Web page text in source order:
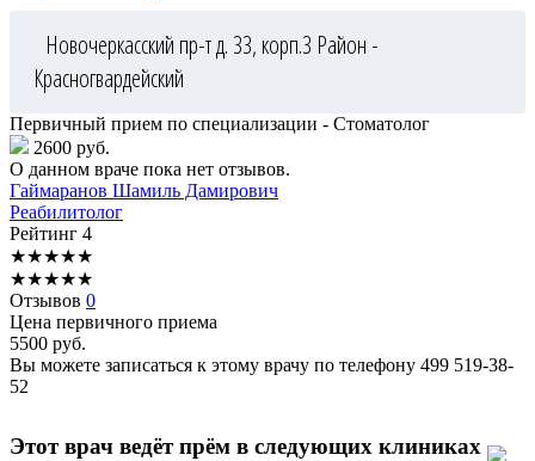
Новочеркасский пр-т д. 33, корп.3 Район -
Красногвардейский
Первичный прием по специализации - Стоматолог
2600 руб.
О данном враче пока нет отзывов.
Гаймаранов Шамиль Дамирович
Реабилитолог
Рейтинг 4
★★★★★
★★★★★
Отзывов 0
Цена первичного приема
5500 руб.
Вы можете записаться к этому врачу по телефону 499 519-38-
52
Этот врач ведёт прём в следующих клиниках